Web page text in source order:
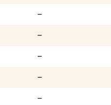
–
–
–
–
–